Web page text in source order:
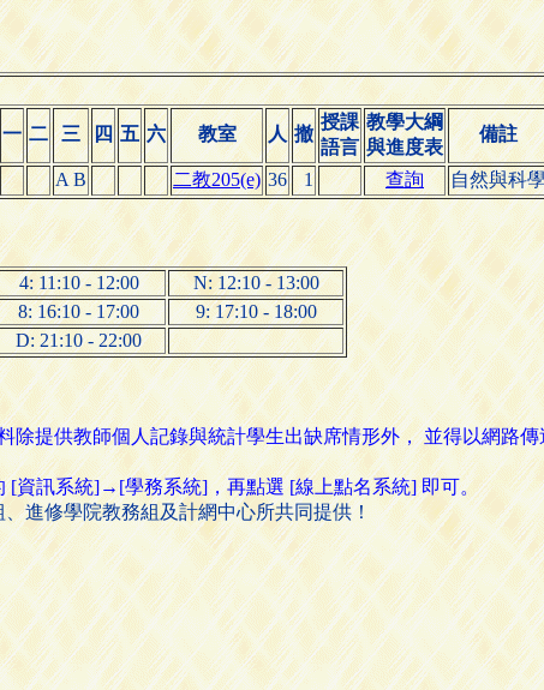
一 二 三 四 五 六 教室 人 撤
授課
語言
教學大綱
與進度表
備註
A B 二教205(e) 36 1 查詢 自然與科
4: 11:10 - 12:00
N: 12:10 - 13:00
8: 16:10 - 17:00
9: 17:10 - 18:00
D: 21:10 - 22:00
除提供教師個人記錄與統計學生出缺席情形外， 並得以網路
[資訊系統]→[學務系統]，再點選 [線上點名系統] 即可。
進修學院教務組及計網中心所共同提供！